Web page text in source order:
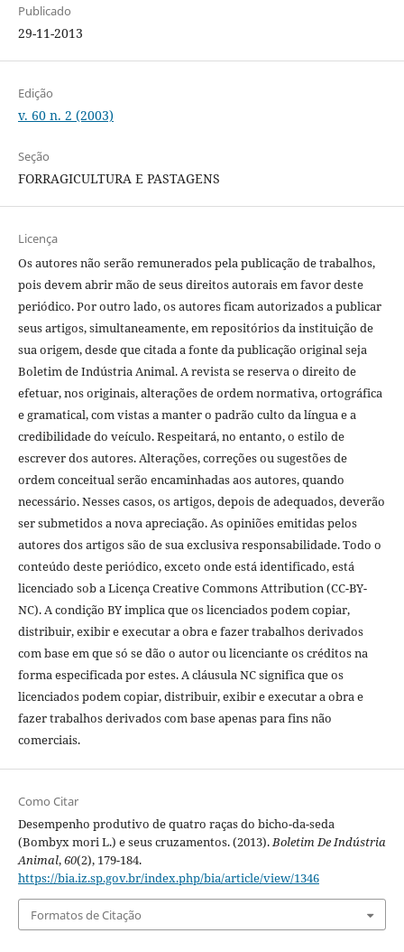
Publicado
29-11-2013
Edição
v. 60 n. 2 (2003)
Seção
FORRAGICULTURA E PASTAGENS
Licença
Os autores não serão remunerados pela publicação de trabalhos,
pois devem abrir mão de seus direitos autorais em favor deste
periódico. Por outro lado, os autores ficam autorizados a publicar
seus artigos, simultaneamente, em repositórios da instituição de
sua origem, desde que citada a fonte da publicação original seja
Boletim de Indústria Animal. A revista se reserva o direito de
efetuar, nos originais, alterações de ordem normativa, ortográfica
e gramatical, com vistas a manter o padrão culto da língua e a
credibilidade do veículo. Respeitará, no entanto, o estilo de
escrever dos autores. Alterações, correções ou sugestões de
ordem conceitual serão encaminhadas aos autores, quando
necessário. Nesses casos, os artigos, depois de adequados, deverão
ser submetidos a nova apreciação. As opiniões emitidas pelos
autores dos artigos são de sua exclusiva responsabilidade. Todo o
conteúdo deste periódico, exceto onde está identificado, está
licenciado sob a Licença Creative Commons Attribution (CC-BY-
NC). A condição BY implica que os licenciados podem copiar,
distribuir, exibir e executar a obra e fazer trabalhos derivados
com base em que só se dão o autor ou licenciante os créditos na
forma especificada por estes. A cláusula NC significa que os
licenciados podem copiar, distribuir, exibir e executar a obra e
fazer trabalhos derivados com base apenas para fins não
comerciais.
Como Citar
Desempenho produtivo de quatro raças do bicho-da-seda
(Bombyx mori L.) e seus cruzamentos. (2013).Boletim De Indústria
Animal,60(2), 179-184.
https://bia.iz.sp.gov.br/index.php/bia/article/view/1346
Formatos de Citação